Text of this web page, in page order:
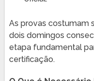
As provas costumam
dois domingos
etapa fundamental
certificação.